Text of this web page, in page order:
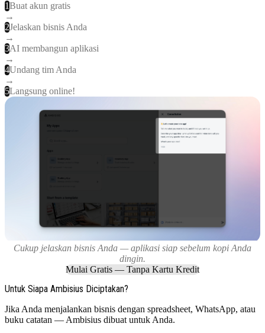
1Buat akun gratis
→
2Jelaskan bisnis Anda
→
3AI membangun aplikasi
→
4Undang tim Anda
→
5Langsung online!
Cukup jelaskan bisnis Anda — aplikasi siap sebelum kopi Anda
dingin.
Mulai Gratis — Tanpa Kartu Kredit
Untuk Siapa Ambisius Diciptakan?
Jika Anda menjalankan bisnis dengan spreadsheet, WhatsApp, atau
buku catatan — Ambisius dibuat untuk Anda.